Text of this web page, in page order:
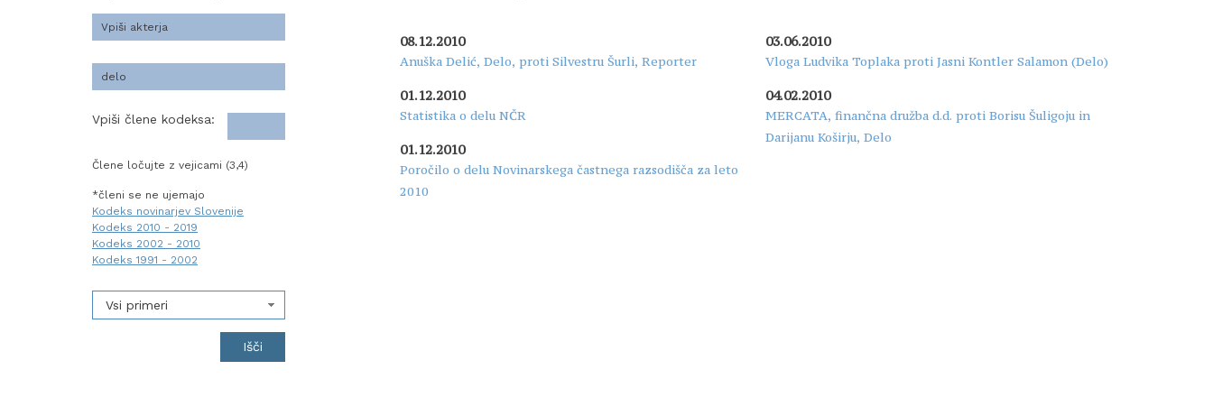
Vpiši člene kodeksa:
Člene ločujte z vejicami (3,4)
*členi se ne ujemajo
Kodeks novinarjev Slovenije
Kodeks 2010 - 2019
Kodeks 2002 - 2010
Kodeks 1991 - 2002
Vsi primeri
08.12.2010
Anuška Delić, Delo, proti Silvestru Šurli, Reporter
01.12.2010
Statistika o delu NČR
01.12.2010
Poročilo o delu Novinarskega častnega razsodišča za leto
2010
03.06.2010
Vloga Ludvika Toplaka proti Jasni Kontler Salamon (Delo)
04.02.2010
MERCATA, finančna družba d.d. proti Borisu Šuligoju in
Darijanu Koširju, Delo